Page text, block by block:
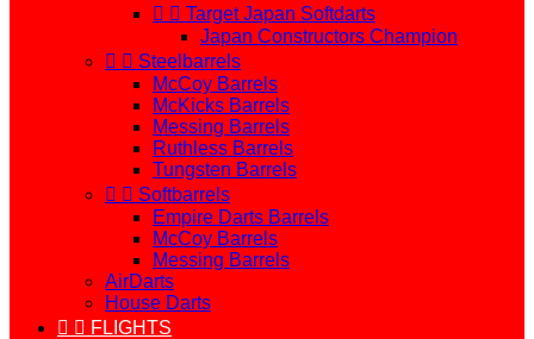
  Target Japan Softdarts
Japan Constructors Champion
  Steelbarrels
McCoy Barrels
McKicks Barrels
Messing Barrels
Ruthless Barrels
Tungsten Barrels
  Softbarrels
Empire Darts Barrels
McCoy Barrels
Messing Barrels
AirDarts
House Darts
  FLIGHTS